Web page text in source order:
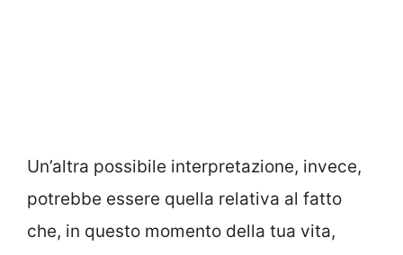
Un’altra possibile interpretazione, invece,
potrebbe essere quella relativa al fatto
che, in questo momento della tua vita,